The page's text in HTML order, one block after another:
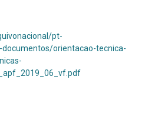
pt-
orientacao-tecnica-